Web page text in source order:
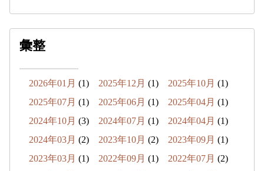
彙整
2026年01月 (1) 2025年12月 (1) 2025年10月 (1)
2025年07月 (1) 2025年06月 (1) 2025年04月 (1)
2024年10月 (3) 2024年07月 (1) 2024年04月 (1)
2024年03月 (2) 2023年10月 (2) 2023年09月 (1)
2023年03月 (1) 2022年09月 (1) 2022年07月 (2)